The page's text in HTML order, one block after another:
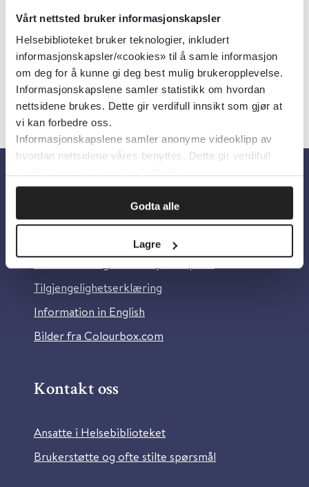
Vårt nettsted bruker informasjonskapsler
Helsebiblioteket bruker teknologier, inkludert
informasjonskapsler/«cookies» til å samle informasjon
om deg for å kunne gi deg best mulig brukeropplevelse.
Informasjonskapslene samler statistikk om hvordan
nettsidene brukes. Dette gir verdifull innsikt som gjør at
vi kan forbedre oss.
Informasjonskapslene samler anonyme videoklipp av
hvordan nettsidene våres benyttes. Dette gir verdifull
Godta alle
Lagre
Om Helsebiblioteket
Personvern og informasjonskapsler
Tilgjengelighetserklæring
Information in English
Bilder fra Colourbox.com
Kontakt oss
Ansatte i Helsebiblioteket
Brukerstøtte og ofte stilte spørsmål